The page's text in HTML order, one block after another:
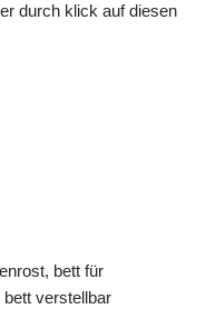
durch klick auf diesen
bett für
bett verstellbar